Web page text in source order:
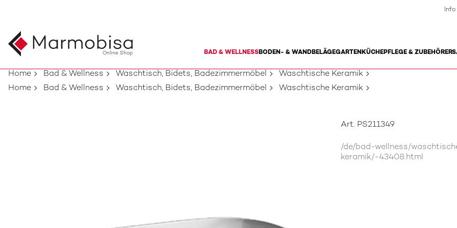
Online Shop BAD & WELLNESSBODEN- & WANDBELÄGEGARTENKÜCHEPFLEGE & ZUBEHÖR
Info
Home Bad & Wellness Waschtisch, Bidets, Badezimmermöbel
Waschtische Keramik
Home
Bad & Wellness Waschtisch, Bidets, Badezimmermöbel Waschtische Keramik
Art. PS211349
/de/bad-wellness/
keramik/-43408.html